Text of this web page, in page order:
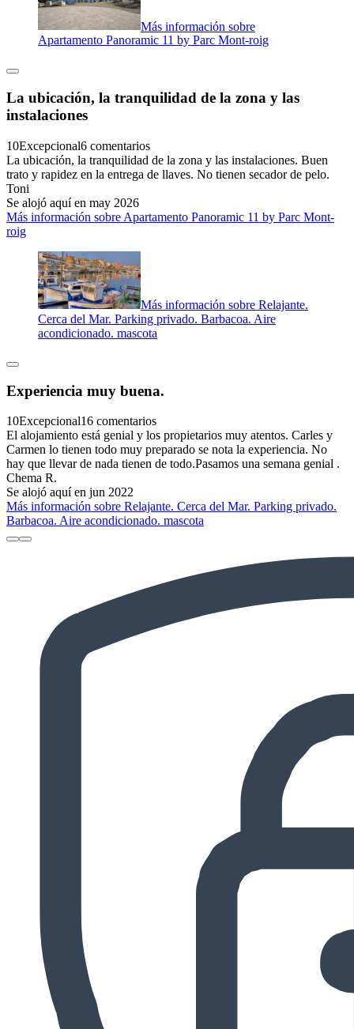
Más información sobre
Apartamento Panoramic 11 by Parc Mont-roig
La ubicación, la tranquilidad de la zona y las
instalaciones
10Excepcional6 comentarios
La ubicación, la tranquilidad de la zona y las instalaciones. Buen
trato y rapidez en la entrega de llaves. No tienen secador de pelo.
Toni
Se alojó aquí en may 2026
Más información sobre Apartamento Panoramic 11 by Parc Mont-
roig
Más información sobre Relajante.
Cerca del Mar. Parking privado. Barbacoa. Aire
acondicionado. mascota
Experiencia muy buena.
10Excepcional16 comentarios
El alojamiento está genial y los propietarios muy atentos. Carles y
Carmen lo tienen todo muy preparado se nota la experiencia. No
hay que llevar de nada tienen de todo.Pasamos una semana genial .
Chema R.
Se alojó aquí en jun 2022
Más información sobre Relajante. Cerca del Mar. Parking privado.
Barbacoa. Aire acondicionado. mascota